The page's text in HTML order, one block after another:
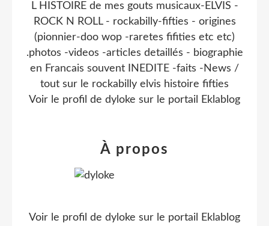
L HISTOIRE de mes gouts musicaux-ELVIS -
ROCK N ROLL - rockabilly-fifties - origines
(pionnier-doo wop -raretes fifities etc etc)
.photos -videos -articles detaillés - biographie
en Francais souvent INEDITE -faits -News /
tout sur le rockabilly elvis histoire fifties
Voir le profil de dyloke sur le portail Eklablog
À propos
Voir le profil de dyloke sur le portail Eklablog